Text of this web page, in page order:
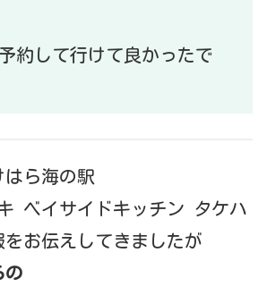
約して行けて良かったで
ら海の駅
ベイサイドキッチン タケハ
をお伝えしてきましたが